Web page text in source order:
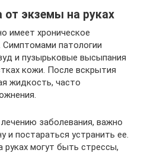
от экземы на руках
имеет хроническое
патологии
и пузырьковые высыпания
кожи. После вскрытия
жидкость, часто
заболевания, важно
и постараться устранить ее.
могут быть стрессы,